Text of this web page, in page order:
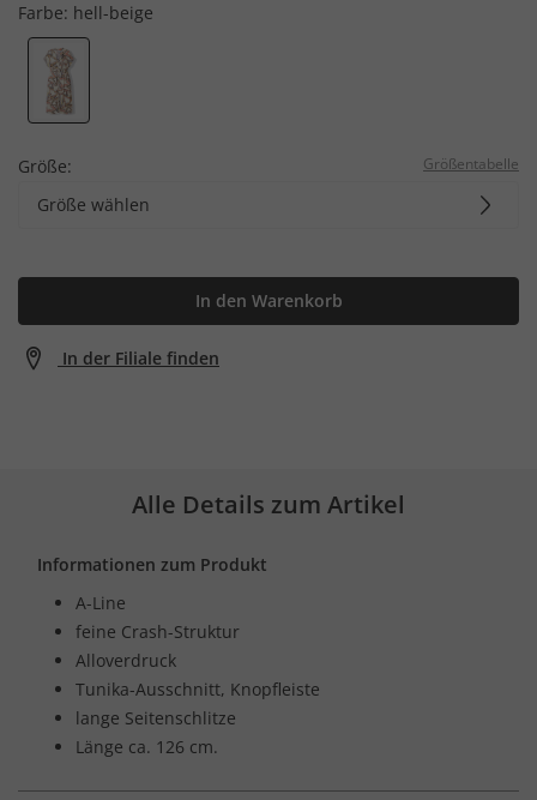
Farbe: hell-beige
Größe: Größentabelle
Größe wählen
In den Warenkorb
In der Filiale finden
Alle Details zum Artikel
Informationen zum Produkt
A-Line
feine Crash-Struktur
Alloverdruck
Tunika-Ausschnitt, Knopfleiste
lange Seitenschlitze
Länge ca. 126 cm.